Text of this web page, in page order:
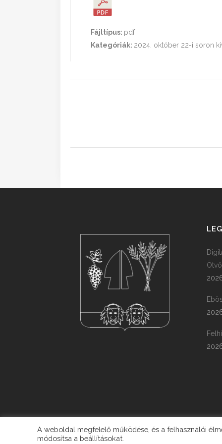
Fájltípus: pdf
Kategóriák: 2024. október 22-i soron
A weboldal megfelelő működése, és a felhasználói
módosítsa a beállításokat.